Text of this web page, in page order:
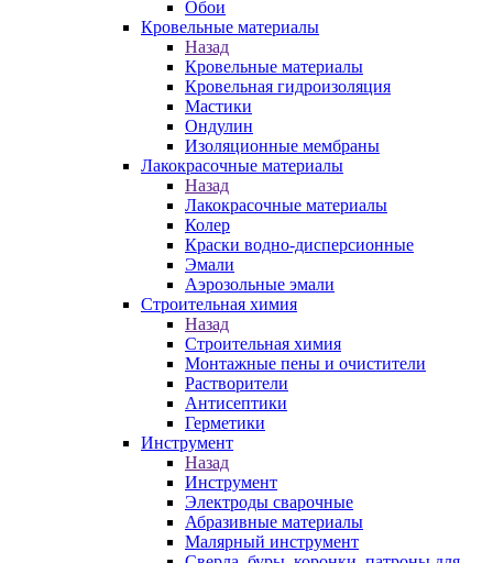
Обои
Кровельные материалы
Назад
Кровельные материалы
Кровельная гидроизоляция
Мастики
Ондулин
Изоляционные мембраны
Лакокрасочные материалы
Назад
Лакокрасочные материалы
Колер
Краски водно-дисперсионные
Эмали
Аэрозольные эмали
Строительная химия
Назад
Строительная химия
Монтажные пены и очистители
Растворители
Антисептики
Герметики
Инструмент
Назад
Инструмент
Электроды сварочные
Абразивные материалы
Малярный инструмент